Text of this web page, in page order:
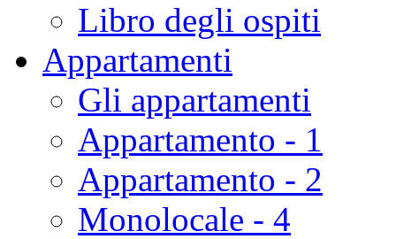
Libro degli ospiti
Appartamenti
Gli appartamenti
Appartamento - 1
Appartamento - 2
Monolocale - 4